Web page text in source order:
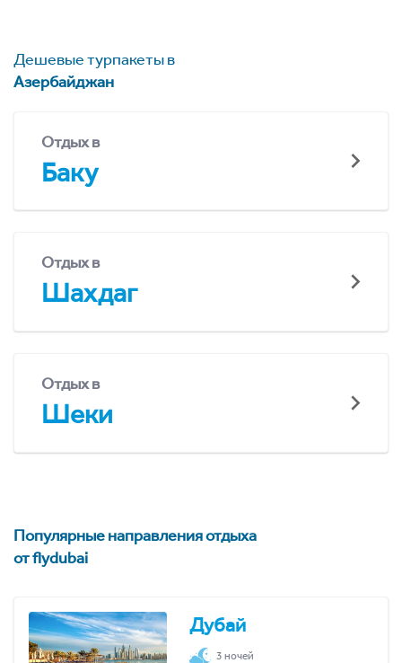
Дешевые турпакеты в
Азербайджан
Отдых в
Баку
Отдых в
Шахдаг
Отдых в
Шеки
Популярные направления отдыха
от flydubai
Дубай
3 ночей